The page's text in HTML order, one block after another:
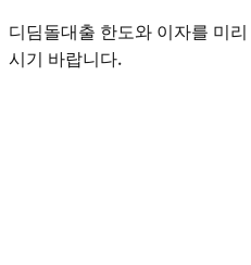
디딤돌대출 한도와 이자를 미
시기 바랍니다.